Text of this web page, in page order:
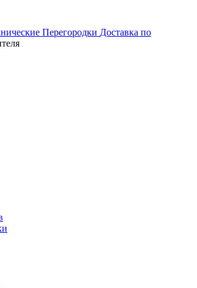
Перегородки Доставка по